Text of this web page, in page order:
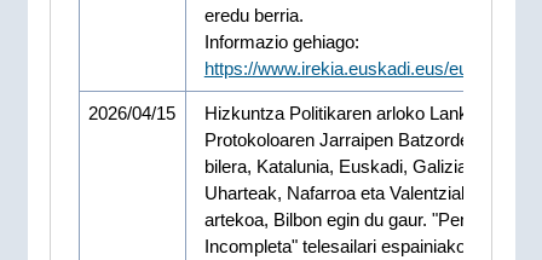
eredu berria.
Informazio gehiago:
https://www.irekia.euskadi.eus/eu/news/
2026/04/15
Hizkuntza Politikaren arloko Lankidetza
Protokoloaren Jarraipen Batzordearen
bilera, Katalunia, Euskadi, Galizia, Balear
Uharteak, Nafarroa eta Valentziako
artekoa, Bilbon egin du gaur. "Pensión
Incompleta" telesailari espainiako Estatuko